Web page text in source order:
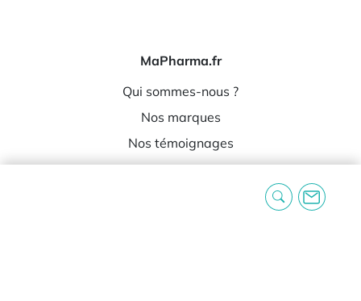
MaPharma.fr
Qui sommes-nous ?
Nos marques
Nos témoignages